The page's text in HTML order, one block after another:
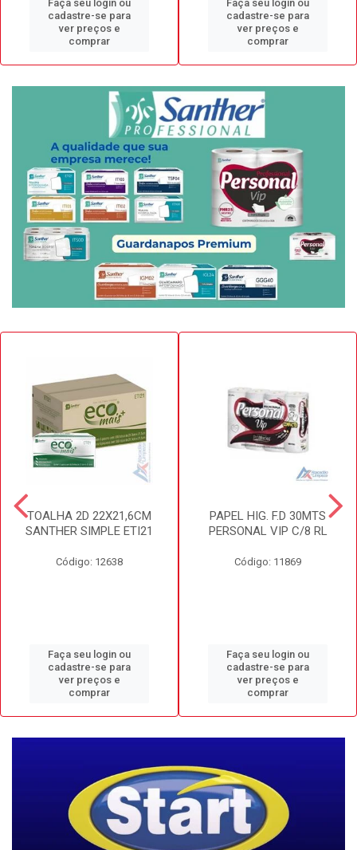
Faça seu login ou
cadastre-se para
ver preços e
comprar
Faça seu login ou
cadastre-se para
ver preços e
comprar
TOALHA 2D 22X21,6CM
SANTHER SIMPLE ETI21
Código: 12638
Faça seu login ou
cadastre-se para
ver preços e
comprar
PAPEL HIG. F.D 30MTS
PERSONAL VIP C/8 RL
Código: 11869
Faça seu login ou
cadastre-se para
ver preços e
comprar